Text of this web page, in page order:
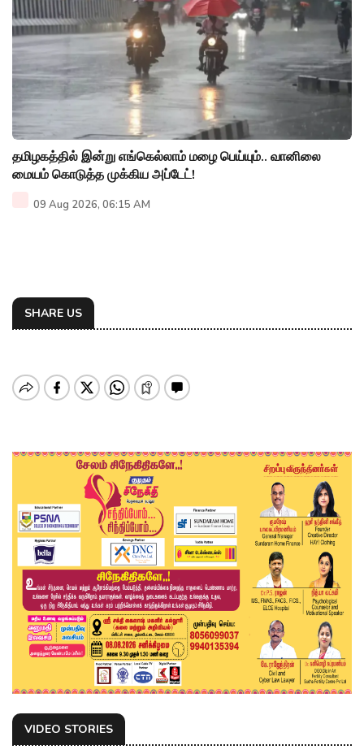
தமிழகத்தில் இன்று எங்கெல்லாம் மழை பெய்யும்.. வானிலை
மையம் கொடுத்த முக்கிய அப்டேட்!
09 Aug 2026, 06:15 AM
SHARE US
VIDEO STORIES